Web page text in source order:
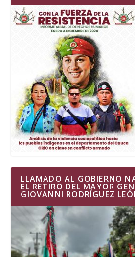
LLAMADO AL GOBIERNO
EL RETIRO DEL MAYOR
GIOVANNI RODRÍGUEZ